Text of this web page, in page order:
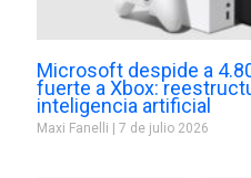
Microsoft despide a
fuerte a Xbox:
inteligencia artificial
Maxi Fanelli 7 de julio 2026